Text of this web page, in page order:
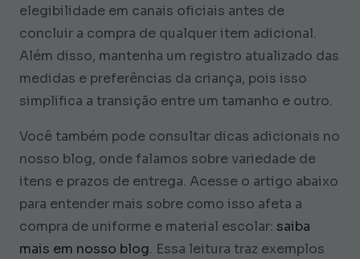
elegibilidade em canais oficiais antes de
concluir a compra de qualquer item adicional.
Além disso, mantenha um registro atualizado das
medidas e preferências da criança, pois isso
simplifica a transição entre um tamanho e outro.
Você também pode consultar dicas adicionais no
nosso blog, onde falamos sobre variedade de
itens e prazos de entrega. Acesse o artigo abaixo
para entender mais sobre como isso afeta a
compra de uniforme e material escolar: saiba
mais em nosso blog. Essa leitura traz exemplos